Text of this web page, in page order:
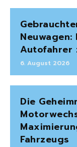
Autofahrer
6. August 2026
Die
Fahrzeugs